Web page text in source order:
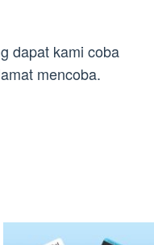
dapat kami coba
mencoba.